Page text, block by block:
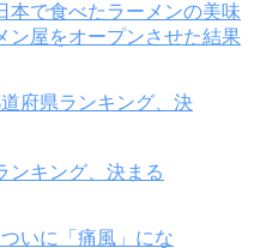
本で食べたラーメンの美味
ン屋をオープンさせた結果
ンキング、決まる